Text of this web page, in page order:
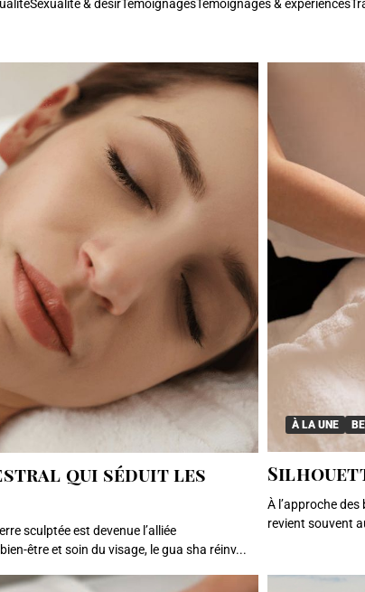
Sexualité & désirTémoignagesTémoignages & expériences
qui séduit les
sculptée est devenue l’alliée
être et soin du visage, le gua sha réinv...
À LA UNE
À l’approche
revient souvent